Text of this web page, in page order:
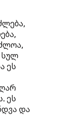
სულ
ეს
ეს
და